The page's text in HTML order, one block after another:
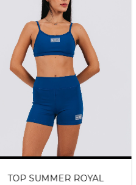
TOP SUMMER ROYAL